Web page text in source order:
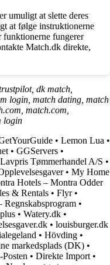
umuligt at slette deres
at følge instruktionerne
funktionerne fungerer
Match.dk direkte,
dk match,
login, match dating, match
match.com,
login
• Lemon Lua •
• GGServers •
Tømmerhandel A/S •
• My Home
Hotels – Montra Odder
& Rentals • Flyr•
Regnskabsprogram •
• Watery.dk •
• louisburger.dk
• Hövding •
markedsplads (DK) •
• Direkte Import •